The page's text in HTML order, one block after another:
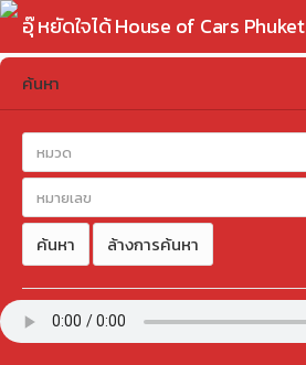
อุ๊ หยัดใจได้ House of Cars Phuket
ค้นหา
ค้นหา ล้างการค้นหา